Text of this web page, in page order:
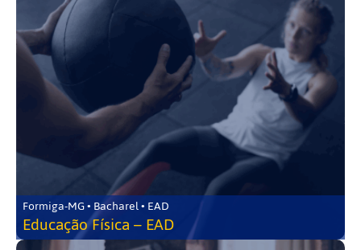
Formiga-MG • Bacharel • EAD
Educação Física – EAD